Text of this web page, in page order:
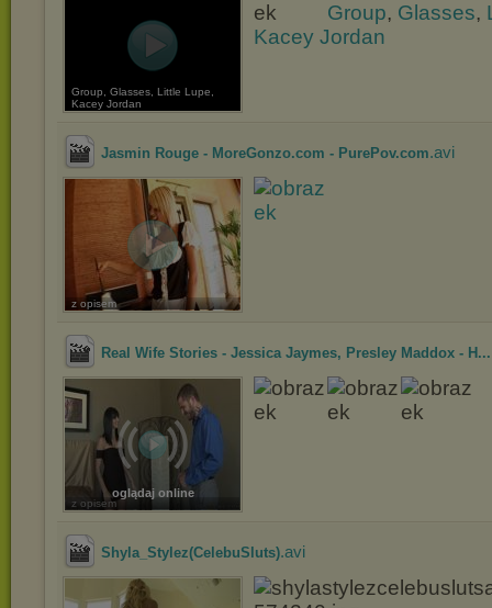
Group, Glasses, Little Lupe,
Kacey Jordan
Group, Glasses,
Kacey Jordan
Jasmin Rouge - MoreGonzo.com - PurePov.com.avi
z opisem
Real Wife Stories - Jessica Jaymes, Presley Maddox - H...
oglądaj online
z opisem
Shyla_Stylez(CelebuSluts).avi